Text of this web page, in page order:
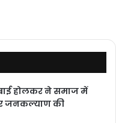
होलकर ने समाज में
जनकल्याण की